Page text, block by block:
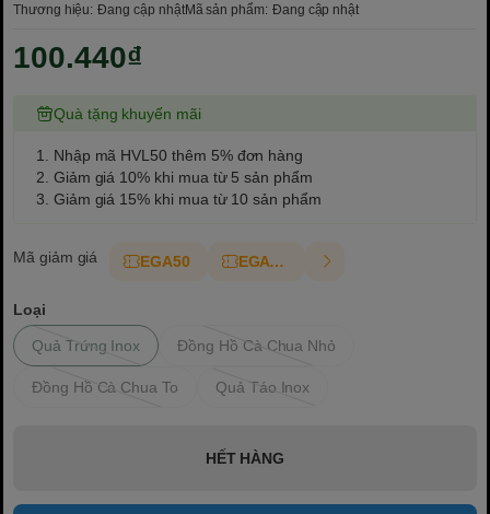
Thương hiệu: Đang cập nhậtMã sản phẩm: Đang cập nhật
100.440₫
Quà tặng khuyến mãi
1. Nhập mã HVL50 thêm 5% đơn hàng
2. Giảm giá 10% khi mua từ 5 sản phẩm
3. Giảm giá 15% khi mua từ 10 sản phẩm
Mã giảm giá EGA50 EGAT10
Loại
Quả Trứng Inox Đồng Hồ Cà Chua Nhỏ
Đồng Hồ Cà Chua To Quả Táo Inox
HẾT HÀNG